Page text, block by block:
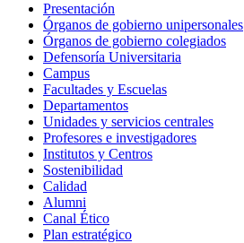
Presentación
Órganos de gobierno unipersonales
Órganos de gobierno colegiados
Defensoría Universitaria
Campus
Facultades y Escuelas
Departamentos
Unidades y servicios centrales
Profesores e investigadores
Institutos y Centros
Sostenibilidad
Calidad
Alumni
Canal Ético
Plan estratégico